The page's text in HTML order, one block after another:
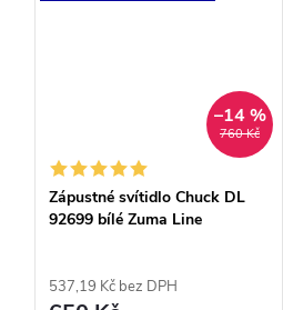
760 Kč
–14 %
Zápustné svítidlo Chuck DL
92699 bílé Zuma Line
537,19 Kč bez DPH